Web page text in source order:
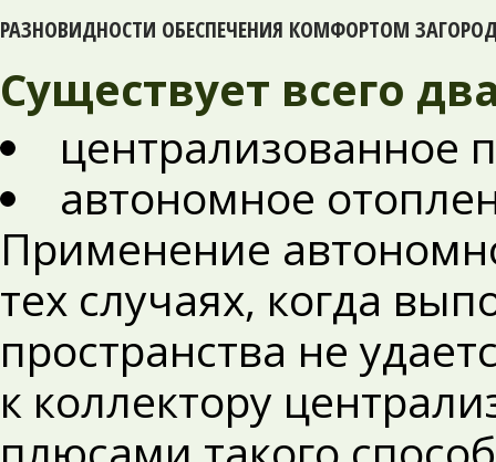
РАЗНОВИДНОСТИ ОБЕСПЕЧЕНИЯ КОМФОРТОМ
Существует всего
централизованное
автономное
Применение
тех случаях, когда
пространства не
к коллектору